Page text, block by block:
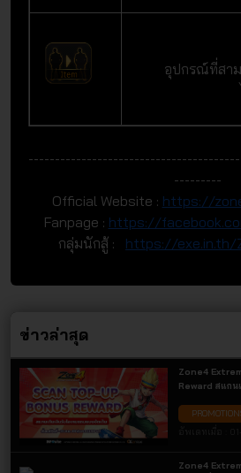
อุปกรณ์ที่สาม
---------
Official Website : https://
Fanpage : https://
กลุ่มนักสู้ : https://exe.in.th/
ข่าวล่าสุด
Zone4
Reward สแก
เท่านั้น! รับไอ
Zone4